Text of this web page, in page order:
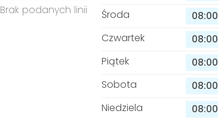
Brak podanych linii
Środa
08:00
Czwartek
08:00
Piątek
08:00
Sobota
08:00
Niedziela
08:00